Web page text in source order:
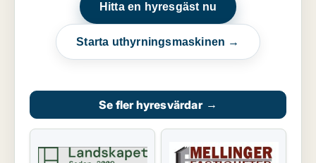
Hitta en hyresgäst nu
Starta uthyrningsmaskinen →
Se fler hyresvärdar →